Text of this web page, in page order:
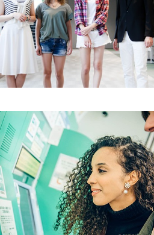
Admission Guid...
Guidelines...
Admission Guid...
Guid...
Guid...
Guidelines...
Studi...
のお知らせ​ T...
Inf...
情報】 修士課...